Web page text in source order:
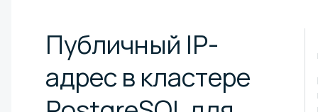
Публичный IP-
адрес в кластере